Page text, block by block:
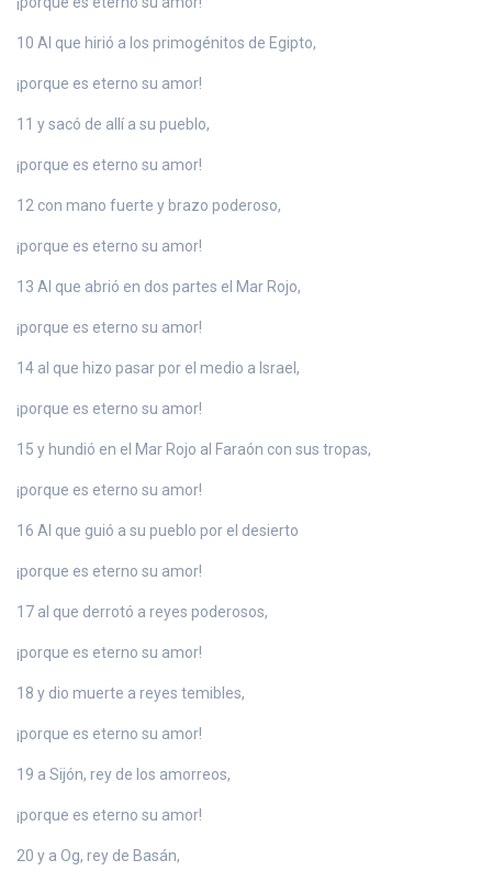
10 Al que hirió a los primogénitos de Egipto,
¡porque es eterno su amor!
11 y sacó de allí a su pueblo,
¡porque es eterno su amor!
12 con mano fuerte y brazo poderoso,
¡porque es eterno su amor!
13 Al que abrió en dos partes el Mar Rojo,
¡porque es eterno su amor!
14 al que hizo pasar por el medio a Israel,
¡porque es eterno su amor!
15 y hundió en el Mar Rojo al Faraón con sus tropas,
¡porque es eterno su amor!
16 Al que guió a su pueblo por el desierto
¡porque es eterno su amor!
17 al que derrotó a reyes poderosos,
¡porque es eterno su amor!
18 y dio muerte a reyes temibles,
¡porque es eterno su amor!
19 a Sijón, rey de los amorreos,
¡porque es eterno su amor!
20 y a Og, rey de Basán,